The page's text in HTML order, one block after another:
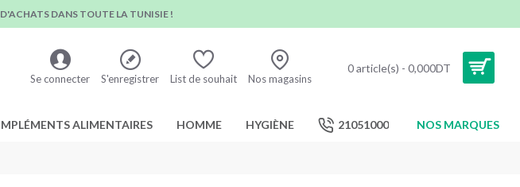
DANS TOUTE LA TUNISIE !
Se connecter S'enregistrer List de souhait Nos magasins
0 article(s) - 0,000DT
ALIMENTAIRES HOMME HYGIÈNE 21051000 NOS MARQUES